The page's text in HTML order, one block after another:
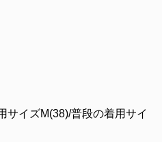
サイズM(38)/普段の着用サイ